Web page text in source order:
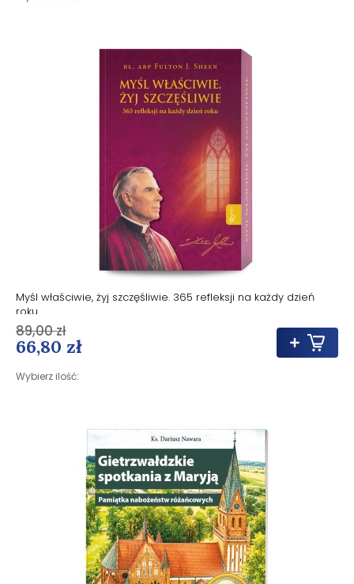
Myśl właściwie, żyj szczęśliwie. 365 refleksji na każdy dzień
roku
66,80 zł
Wybierz ilość:
89,00 zł